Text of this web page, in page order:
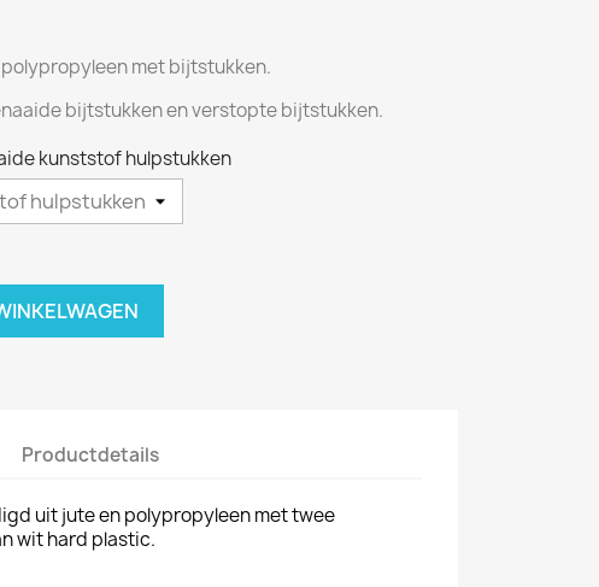
met bijtstukken.
bijtstukken en verstopte bijtstukken.
kunststof hulpstukken
Productdetails
uit jute en polypropyleen met twee
wit hard plastic.